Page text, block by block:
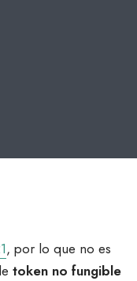
, por lo que no es
token no fungible